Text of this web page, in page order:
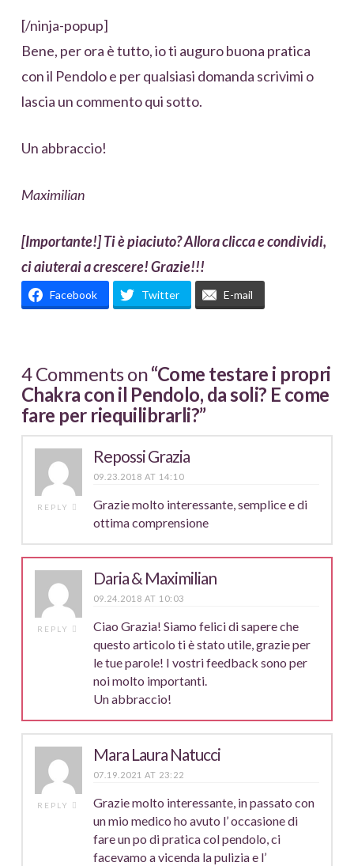
[/ninja-popup]
Bene, per ora è tutto, io ti auguro buona pratica
con il Pendolo e per qualsiasi domanda scrivimi o
lascia un commento qui sotto.
Un abbraccio!
Maximilian
[Importante!] Ti è piaciuto? Allora clicca e condividi,
ci aiuterai a crescere! Grazie!!!
Facebook Twitter E-mail
4 Comments on“Come testare i propri
Chakra con il Pendolo, da soli? E come
fare per riequilibrarli?”
REPLY
Repossi Grazia
09.23.2018 AT 14:10
Grazie molto interessante, semplice e di
ottima comprensione
REPLY
Daria & Maximilian
09.24.2018 AT 10:03
Ciao Grazia! Siamo felici di sapere che
questo articolo ti è stato utile, grazie per
le tue parole! I vostri feedback sono per
noi molto importanti.
Un abbraccio!
REPLY
Mara Laura Natucci
07.19.2021 AT 23:22
Grazie molto interessante, in passato con
un mio medico ho avuto l’ occasione di
fare un po di pratica col pendolo, ci
facevamo a vicenda la pulizia e l’